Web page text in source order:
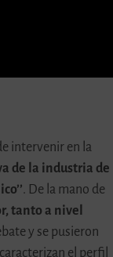
intervenir en la
de la industria de
. De la mano de
tanto a nivel
y se pusieron
el perfil